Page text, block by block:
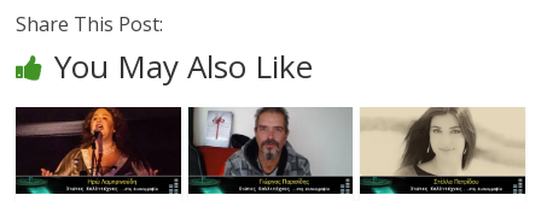
Share This Post:
You May Also Like